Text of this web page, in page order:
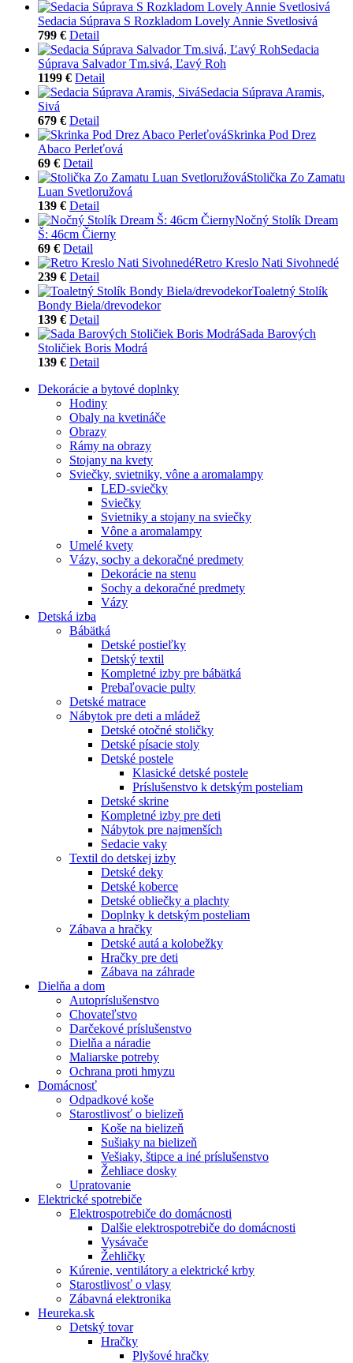
Sedacia Súprava S Rozkladom Lovely Annie Svetlosivá
799 € Detail
Sedacia
Súprava Salvador Tm.sivá, Ľavý Roh
1199 € Detail
Sedacia Súprava Aramis,
Sivá
679 € Detail
Skrinka Pod Drez
Abaco Perleťová
69 € Detail
Stolička Zo Zamatu
Luan Svetloružová
139 € Detail
Nočný Stolík Dream
Š: 46cm Čierny
69 € Detail
Retro Kreslo Nati Sivohnedé
239 € Detail
Toaletný Stolík
Bondy Biela/drevodekor
139 € Detail
Sada Barových
Stoličiek Boris Modrá
139 € Detail
Dekorácie a bytové doplnky
Hodiny
Obaly na kvetináče
Obrazy
Rámy na obrazy
Stojany na kvety
Sviečky, svietniky, vône a aromalampy
LED-sviečky
Sviečky
Svietniky a stojany na sviečky
Vône a aromalampy
Umelé kvety
Vázy, sochy a dekoračné predmety
Dekorácie na stenu
Sochy a dekoračné predmety
Vázy
Detská izba
Bábätká
Detské postieľky
Detský textil
Kompletné izby pre bábätká
Prebaľovacie pulty
Detské matrace
Nábytok pre deti a mládež
Detské otočné stoličky
Detské písacie stoly
Detské postele
Klasické detské postele
Príslušenstvo k detským posteliam
Detské skrine
Kompletné izby pre deti
Nábytok pre najmenších
Sedacie vaky
Textil do detskej izby
Detské deky
Detské koberce
Detské obliečky a plachty
Doplnky k detským posteliam
Zábava a hračky
Detské autá a kolobežky
Hračky pre deti
Zábava na záhrade
Dielňa a dom
Autopríslušenstvo
Chovateľstvo
Darčekové príslušenstvo
Dielňa a náradie
Maliarske potreby
Ochrana proti hmyzu
Domácnosť
Odpadkové koše
Starostlivosť o bielizeň
Koše na bielizeň
Sušiaky na bielizeň
Vešiaky, štipce a iné príslušenstvo
Žehliace dosky
Upratovanie
Elektrické spotrebiče
Elektrospotrebiče do domácnosti
Dalšie elektrospotrebiče do domácnosti
Vysávače
Žehličky
Kúrenie, ventilátory a elektrické krby
Starostlivosť o vlasy
Zábavná elektronika
Heureka.sk
Detský tovar
Hračky
Plyšové hračky